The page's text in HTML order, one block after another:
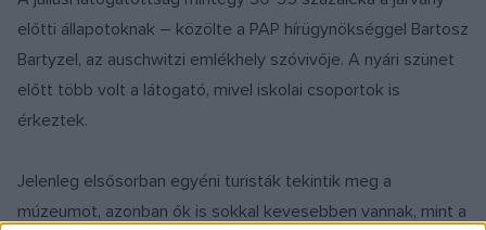
előtti állapotoknak – közölte a PAP hírügynökséggel Bartosz
Bartyzel, az auschwitzi emlékhely szóvivője. A nyári szünet
előtt több volt a látogató, mivel iskolai csoportok is
érkeztek.
Jelenleg elsősorban egyéni turisták tekintik meg a
múzeumot, azonban ők is sokkal kevesebben vannak, mint a